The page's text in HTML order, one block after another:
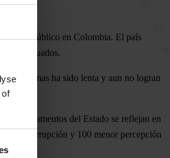
of
sector público en Colombia. El país
evaluados.
reformas ha sido lenta y aun no logran
estamentos del Estado se reflejan en
de corrupción y 100 menor percepción